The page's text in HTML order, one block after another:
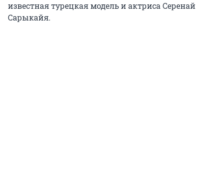
известная турецкая модель и актриса Серенай
Сарыкайя.